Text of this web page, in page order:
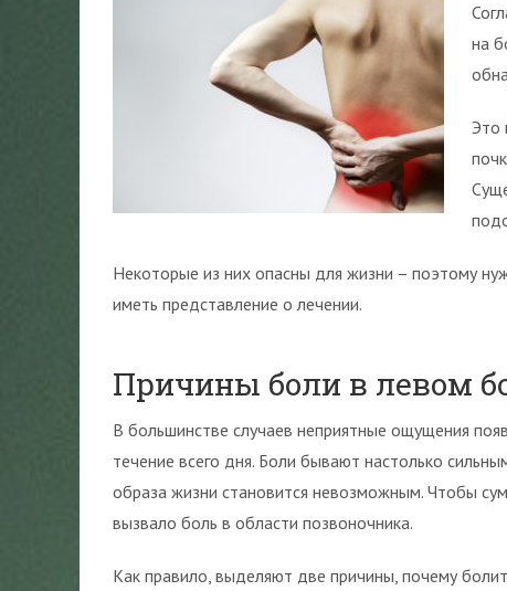
на
Это
Некоторые из них опасны для жизни – поэтому
иметь представление о лечении.
Причины боли в левом
В большинстве случаев неприятные ощущения
течение всего дня. Боли бывают настолько
образа жизни становится невозможным. Чтобы
вызвало боль в области позвоночника.
Как правило, выделяют две причины, почему